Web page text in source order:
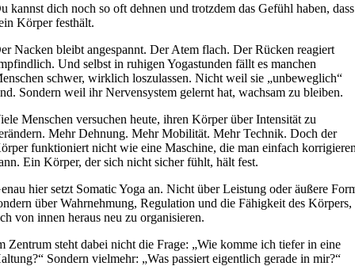
kannst dich noch so oft dehnen und trotzdem das Gefühl haben, dass
Körper festhält.
Nacken bleibt angespannt. Der Atem flach. Der Rücken reagiert
Und selbst in ruhigen Yogastunden fällt es manchen
schwer, wirklich loszulassen. Nicht weil sie „unbeweglich“
Sondern weil ihr Nervensystem gelernt hat, wachsam zu bleiben.
Menschen versuchen heute, ihren Körper über Intensität zu
Mehr Dehnung. Mehr Mobilität. Mehr Technik. Doch der
funktioniert nicht wie eine Maschine, die man einfach
Ein Körper, der sich nicht sicher fühlt, hält fest.
hier setzt Somatic Yoga an. Nicht über Leistung oder äußere
über Wahrnehmung, Regulation und die Fähigkeit des Körpers,
von innen heraus neu zu organisieren.
Zentrum steht dabei nicht die Frage: „Wie komme ich tiefer in eine
Sondern vielmehr: „Was passiert eigentlich gerade in mir?“